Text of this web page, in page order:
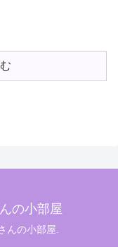
の小部屋
んの小部屋.